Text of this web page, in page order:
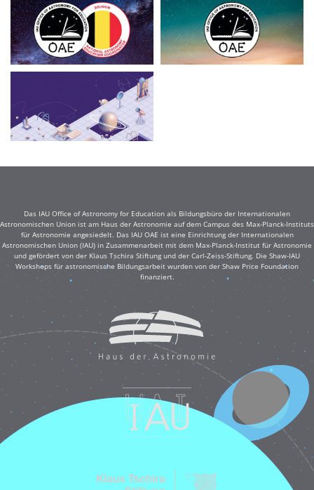
Das IAU Office of Astronomy for Education als Bildungsbüro der Internationalen
Astronomischen Union ist am Haus der Astronomie auf dem Campus des Max-Planck-Instituts
für Astronomie angesiedelt. Das IAU OAE ist eine Einrichtung der Internationalen
Astronomischen Union (IAU) in Zusammenarbeit mit dem Max-Planck-Institut für Astronomie
und gefördert von der Klaus Tschira Stiftung und der Carl-Zeiss-Stiftung. Die Shaw-IAU
Workshops für astronomische Bildungsarbeit wurden von der Shaw Price Foundation
finanziert.